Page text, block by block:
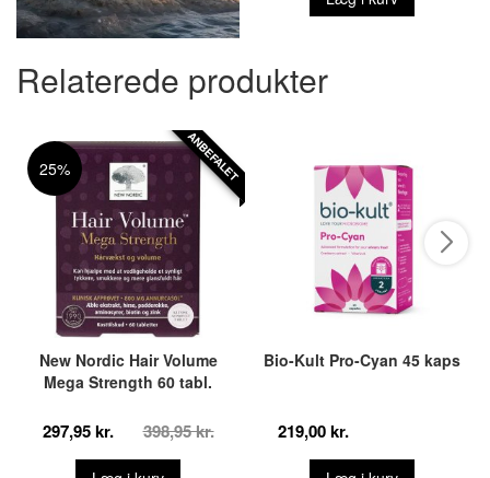
Relaterede produkter
25%
New Nordic Hair Volume
Mega Strength 60 tabl.
297,95 kr. 398,95 kr.
ANBEFALET
Bio-Kult Pro-Cyan 45 kaps
219,00 kr.